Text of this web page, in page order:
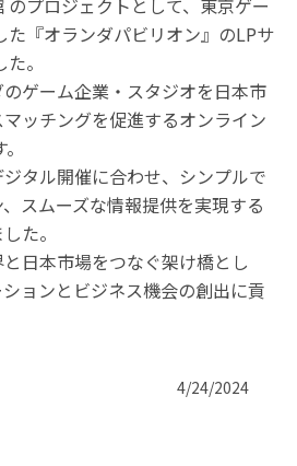
プロジェクトとして、東京ゲー
た『オランダパビリオン』のLPサ
。
ゲーム企業・スタジオを日本市
ッチングを促進するオンライン
タル開催に合わせ、シンプルで
スムーズな情報提供を実現する
た。
日本市場をつなぐ架け橋とし
ョンとビジネス機会の創出に貢
4/24/2024